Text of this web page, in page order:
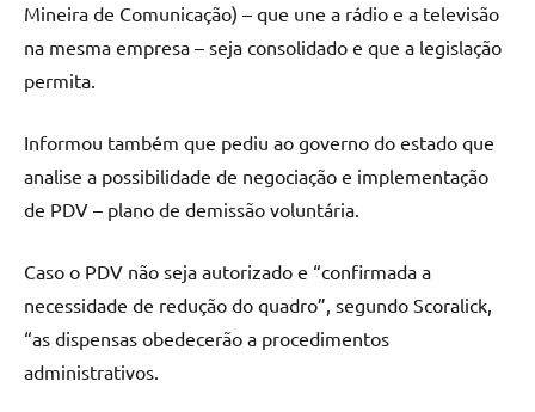
Mineira de Comunicação) – que une a rádio e a televisão
na mesma empresa – seja consolidado e que a legislação
permita.
Informou também que pediu ao governo do estado que
analise a possibilidade de negociação e implementação
de PDV – plano de demissão voluntária.
Caso o PDV não seja autorizado e “confirmada a
necessidade de redução do quadro”, segundo Scoralick,
“as dispensas obedecerão a procedimentos
administrativos.